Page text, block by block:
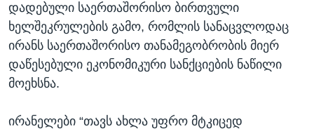
დადებული საერთაშორისო ბირთვული
ხელშეკრულების გამო, რომლის სანაცვლოდაც
ირანს საერთაშორისო თანამეგობრობის მიერ
დაწესებული ეკონომიკური სანქციების ნაწილი
მოეხსნა.
ირანელები “თავს ახლა უფრო მტკიცედ